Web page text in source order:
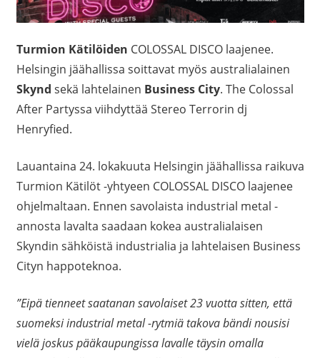
Turmion Kätilöiden COLOSSAL DISCO laajenee.
Helsingin jäähallissa soittavat myös australialainen
Skynd sekä lahtelainen Business City. The Colossal
After Partyssa viihdyttää Stereo Terrorin dj
Henryfied.
Lauantaina 24. lokakuuta Helsingin jäähallissa raikuva
Turmion Kätilöt -yhtyeen COLOSSAL DISCO laajenee
ohjelmaltaan. Ennen savolaista industrial metal -
annosta lavalta saadaan kokea australialaisen
Skyndin sähköistä industrialia ja lahtelaisen Business
Cityn happoteknoa.
”Eipä tienneet saatanan savolaiset 23 vuotta sitten, että
suomeksi industrial metal -rytmiä takova bändi nousisi
vielä joskus pääkaupungissa lavalle täysin omalla